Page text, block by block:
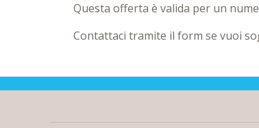
Questa offerta è valida per un
Contattaci tramite il form se vuoi